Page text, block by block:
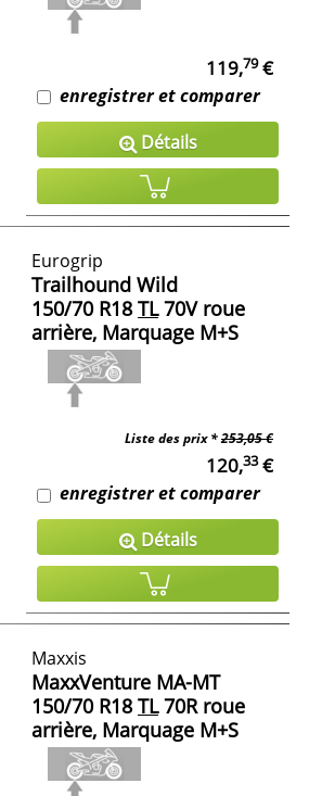
119,79€
enregistrer et comparer
Détails
Eurogrip
Trailhound Wild
150/70 R18 TL70V roue
arrière, Marquage M+S
Liste des prix *253,05 €
120,33€
enregistrer et comparer
Détails
Maxxis
MaxxVenture MA-MT
150/70 R18 TL70R roue
arrière, Marquage M+S